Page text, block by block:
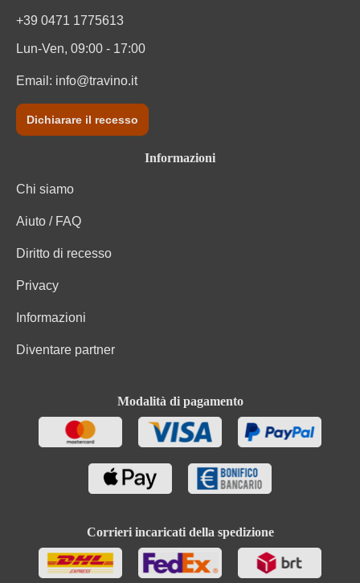
+39 0471 1775613
Lun-Ven, 09:00 - 17:00
Email: info@travino.it
Dichiarare il recesso
Informazioni
Chi siamo
Aiuto / FAQ
Diritto di recesso
Privacy
Informazioni
Diventare partner
Modalità di pagamento
Corrieri incaricati della spedizione